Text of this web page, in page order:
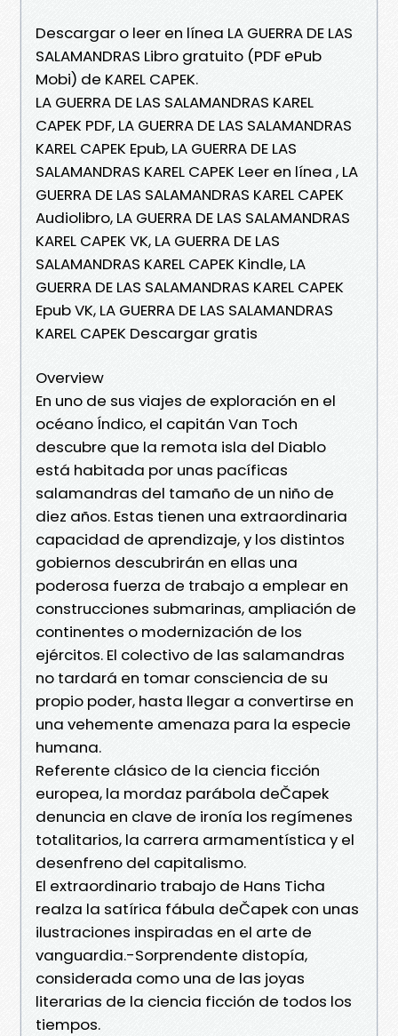
Descargar o leer en línea LA GUERRA DE LAS
SALAMANDRAS Libro gratuito (PDF ePub
Mobi) de KAREL CAPEK.
LA GUERRA DE LAS SALAMANDRAS KAREL
CAPEK PDF, LA GUERRA DE LAS SALAMANDRAS
KAREL CAPEK Epub, LA GUERRA DE LAS
SALAMANDRAS KAREL CAPEK Leer en línea , LA
GUERRA DE LAS SALAMANDRAS KAREL CAPEK
Audiolibro, LA GUERRA DE LAS SALAMANDRAS
KAREL CAPEK VK, LA GUERRA DE LAS
SALAMANDRAS KAREL CAPEK Kindle, LA
GUERRA DE LAS SALAMANDRAS KAREL CAPEK
Epub VK, LA GUERRA DE LAS SALAMANDRAS
KAREL CAPEK Descargar gratis
Overview
En uno de sus viajes de exploración en el
océano Índico, el capitán Van Toch
descubre que la remota isla del Diablo
está habitada por unas pacíficas
salamandras del tamaño de un niño de
diez años. Estas tienen una extraordinaria
capacidad de aprendizaje, y los distintos
gobiernos descubrirán en ellas una
poderosa fuerza de trabajo a emplear en
construcciones submarinas, ampliación de
continentes o modernización de los
ejércitos. El colectivo de las salamandras
no tardará en tomar consciencia de su
propio poder, hasta llegar a convertirse en
una vehemente amenaza para la especie
humana.
Referente clásico de la ciencia ficción
europea, la mordaz parábola deČapek
denuncia en clave de ironía los regímenes
totalitarios, la carrera armamentística y el
desenfreno del capitalismo.
El extraordinario trabajo de Hans Ticha
realza la satírica fábula deČapek con unas
ilustraciones inspiradas en el arte de
vanguardia.-Sorprendente distopía,
considerada como una de las joyas
literarias de la ciencia ficción de todos los
tiempos.